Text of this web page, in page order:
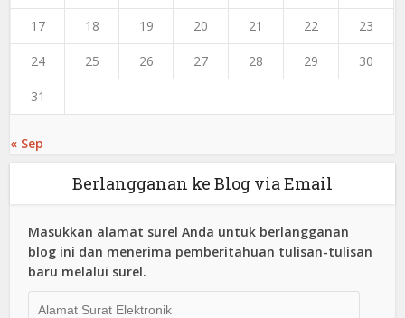
17 18 19 20 21 22 23
24 25 26 27 28 29 30
31
« Sep
Berlangganan ke Blog via Email
Masukkan alamat surel Anda untuk berlangganan
blog ini dan menerima pemberitahuan tulisan-tulisan
baru melalui surel.